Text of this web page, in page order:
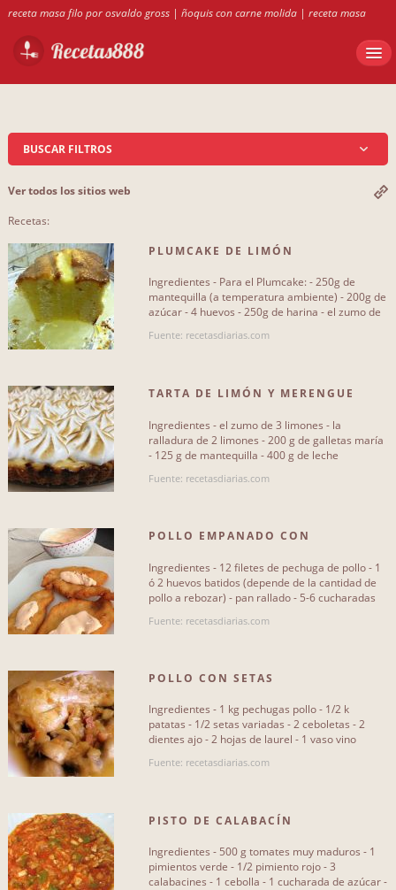
receta masa filo por osvaldo gross| ñoquis con carne molida| receta masa
philo osvaldo gross
tevuelto de grelos con surumi
BUSCAR FILTROS
Sopas y cremas
Aperitivos 3
Pastas y pizzas
Carnes
Huevos 83
Setas y hongos
Salsas
Cócteles 3
Diverso 446
Ver todos los sitios web
Recetas:
PLUMCAKE DE LIMÓN
Ingredientes - Para el Plumcake: - 250g de
mantequilla (a temperatura ambiente) - 200g de
azúcar - 4 huevos - 250g de harina - el zumo de
Fuente: recetasdiarias.com
TARTA DE LIMÓN Y MERENGUE
Ingredientes - el zumo de 3 limones - la
ralladura de 2 limones - 200 g de galletas maría
- 125 g de mantequilla - 400 g de leche
Fuente: recetasdiarias.com
POLLO EMPANADO CON
Ingredientes - 12 filetes de pechuga de pollo - 1
ó 2 huevos batidos (depende de la cantidad de
pollo a rebozar) - pan rallado - 5-6 cucharadas
Fuente: recetasdiarias.com
POLLO CON SETAS
Ingredientes - 1 kg pechugas pollo - 1/2 k
patatas - 1/2 setas variadas - 2 ceboletas - 2
dientes ajo - 2 hojas de laurel - 1 vaso vino
Fuente: recetasdiarias.com
PISTO DE CALABACÍN
Ingredientes - 500 g tomates muy maduros - 1
pimientos verde - 1/2 pimiento rojo - 3
calabacines - 1 cebolla - 1 cucharada de azúcar -